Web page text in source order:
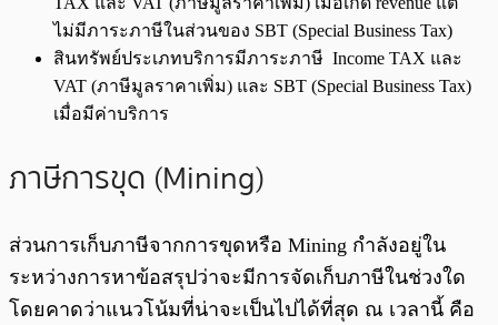
ไม่มีภาระภาษีในส่วนของ SBT (Special Business Tax)
สินทรัพย์ประเภทบริการมีภาระภาษี Income TAX และ
VAT (ภาษีมูลราคาเพิ่ม) และ SBT (Special Business Tax)
เมื่อมีค่าบริการ
ภาษีการขุด (Mining)
ส่วนการเก็บภาษีจากการขุดหรือ Mining กำลังอยู่ใน
ระหว่างการหาข้อสรุปว่าจะมีการจัดเก็บภาษีในช่วงใด
โดยคาดว่าแนวโน้มที่น่าจะเป็นไปได้ที่สุด ณ เวลานี้ คือ